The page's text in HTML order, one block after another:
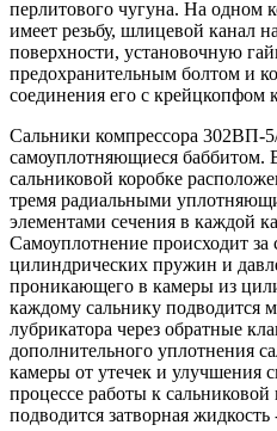
перлитового чугуна. На одном
имеет резьбу, шлицевой канал
поверхности, установочную
предохранительным болтом и
соединения его с крейцкопфом
Сальники компрессора 302ВП-
самоуплотняющиеся баббитом.
сальниковой коробке
тремя радиальными
элементами сечения в каждой
Самоуплотнение происходит за
цилиндрических пружин и
проникающего в камеры из
каждому сальнику подводится
лубрикатора через обратные
дополнительного уплотнения
камеры от утечек и улучшения
процессе работы к сальниковой
подводится затворная жидкость